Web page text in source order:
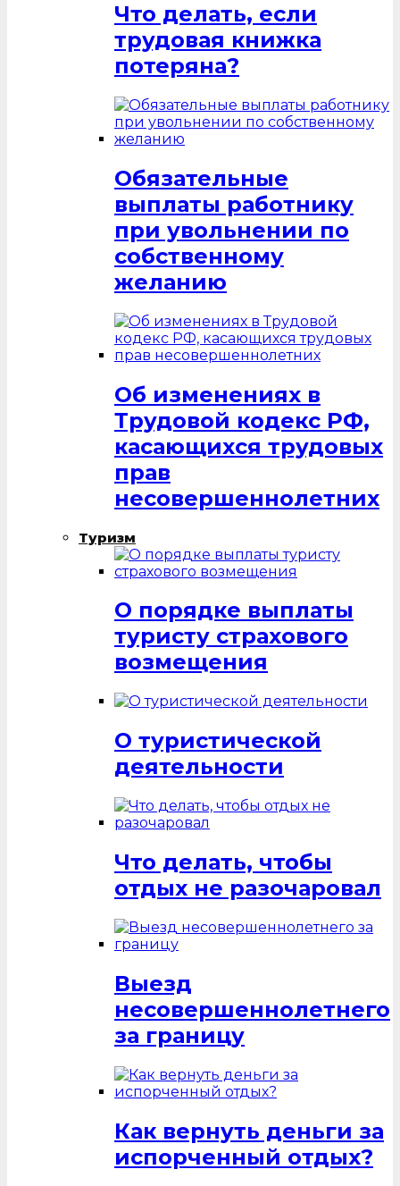
Что делать, если
трудовая книжка
потеряна?
Обязательные
выплаты работнику
при увольнении по
собственному
желанию
Об изменениях в
Трудовой кодекс РФ,
касающихся трудовых
прав
несовершеннолетних
Туризм
О порядке выплаты
туристу страхового
возмещения
О туристической
деятельности
Что делать, чтобы
отдых не разочаровал
Выезд
несовершеннолетнего
за границу
Как вернуть деньги за
испорченный отдых?